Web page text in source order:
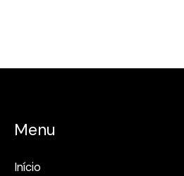
Menu
Início